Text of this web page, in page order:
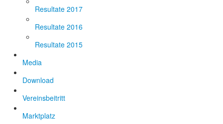
Resultate 2017
Resultate 2016
Resultate 2015
Media
Download
Vereinsbeitritt
Marktplatz